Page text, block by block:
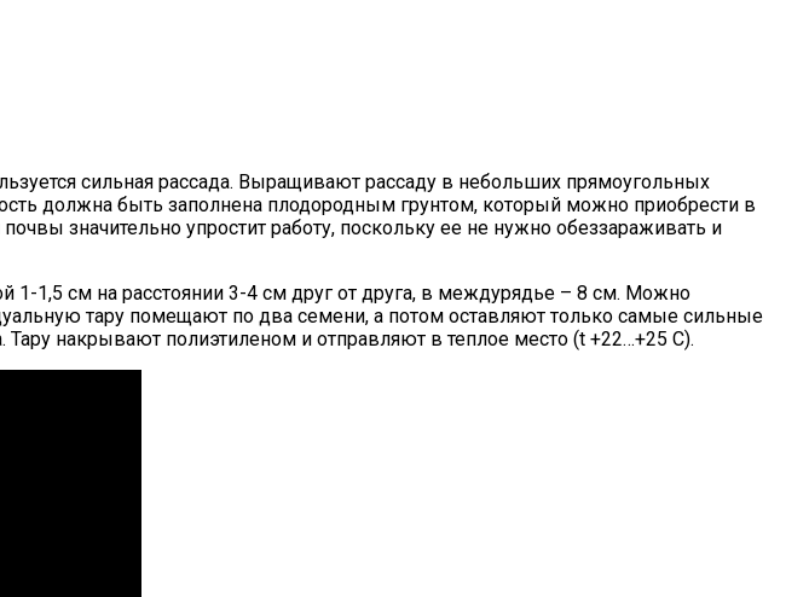
сильная рассада. Выращивают рассаду в небольших прямоугольных
должна быть заполнена плодородным грунтом, который можно приобрести в
значительно упростит работу, поскольку ее не нужно обеззараживать и
1-1,5 см на расстоянии 3-4 см друг от друга, в междурядье – 8 см. Можно
тару помещают по два семени, а потом оставляют только самые сильные
накрывают полиэтиленом и отправляют в теплое место (t +22…+25 С).